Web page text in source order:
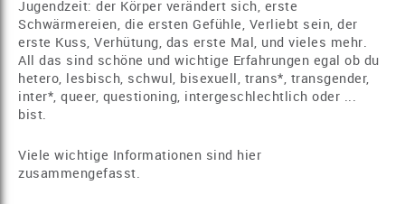
Jugendzeit: der Körper verändert sich, erste
Schwärmereien, die ersten Gefühle, Verliebt sein, der
erste Kuss, Verhütung, das erste Mal, und vieles mehr.
All das sind schöne und wichtige Erfahrungen egal ob du
hetero, lesbisch, schwul, bisexuell, trans*, transgender,
inter*, queer, questioning, intergeschlechtlich oder ...
bist.
Viele wichtige Informationen sind hier
zusammengefasst.